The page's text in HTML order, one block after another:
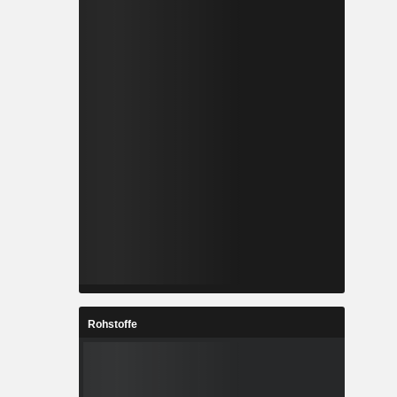
Rohstoffe